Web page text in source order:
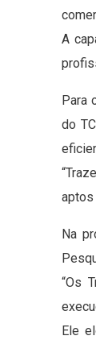
A
Para
do
aptos
Na
“Os
Ele